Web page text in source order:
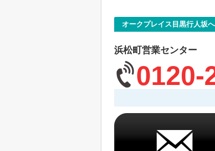
オークプレイス目黒行人坂
浜松町営業センター
0120-